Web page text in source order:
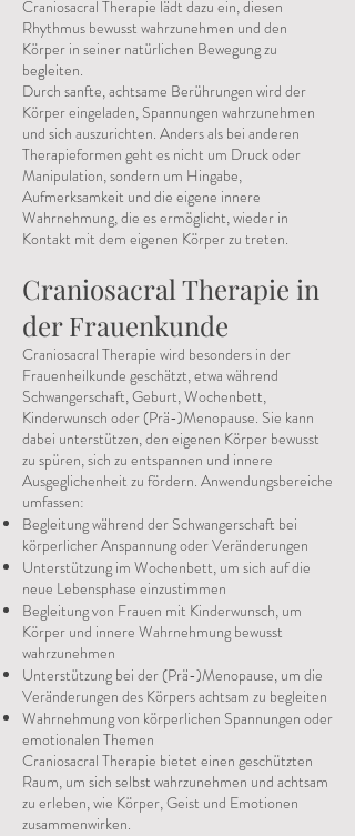
Craniosacral Therapie lädt dazu ein, diesen
Rhythmus bewusst wahrzunehmen und den
Körper in seiner natürlichen Bewegung zu
begleiten.
Durch sanfte, achtsame Berührungen wird der
Körper eingeladen, Spannungen wahrzunehmen
und sich auszurichten. Anders als bei anderen
Therapieformen geht es nicht um Druck oder
Manipulation, sondern um Hingabe,
Aufmerksamkeit und die eigene innere
Wahrnehmung, die es ermöglicht, wieder in
Kontakt mit dem eigenen Körper zu treten.
Craniosacral Therapie in
der Frauenkunde
Craniosacral Therapie wird besonders in der
Frauenheilkunde geschätzt, etwa während
Schwangerschaft, Geburt, Wochenbett,
Kinderwunsch oder (Prä-)Menopause. Sie kann
dabei unterstützen, den eigenen Körper bewusst
zu spüren, sich zu entspannen und innere
Ausgeglichenheit zu fördern. Anwendungsbereiche
umfassen:
Begleitung während der Schwangerschaft bei
körperlicher Anspannung oder Veränderungen
Unterstützung im Wochenbett, um sich auf die
neue Lebensphase einzustimmen
Begleitung von Frauen mit Kinderwunsch, um
Körper und innere Wahrnehmung bewusst
wahrzunehmen
Unterstützung bei der (Prä-)Menopause, um die
Veränderungen des Körpers achtsam zu begleiten
Wahrnehmung von körperlichen Spannungen oder
emotionalen Themen
Craniosacral Therapie bietet einen geschützten
Raum, um sich selbst wahrzunehmen und achtsam
zu erleben, wie Körper, Geist und Emotionen
zusammenwirken.